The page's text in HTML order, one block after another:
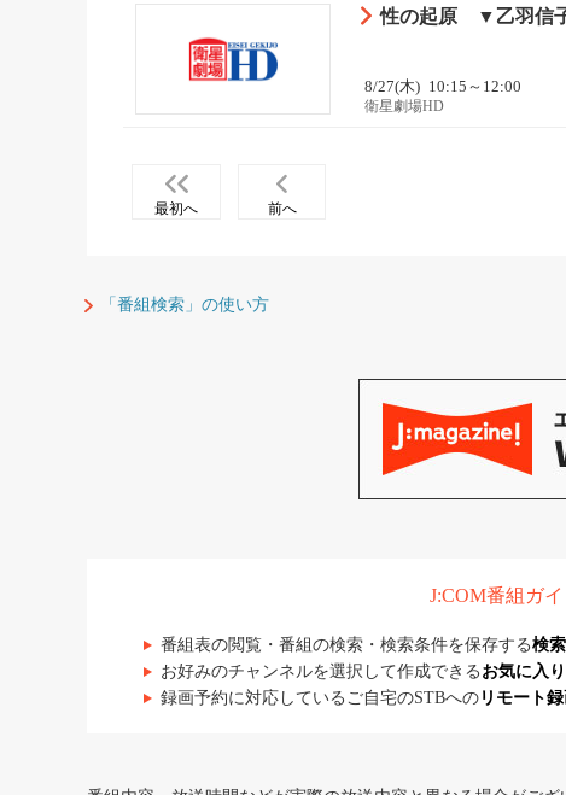
性の起原 ▼乙羽信
8/27(木) 10:15～12:00
衛星劇場HD
最初へ 前へ
「番組検索」の使い方
J:COM番組ガ
番組表の閲覧・番組の検索・検索条件を保存する検
お好みのチャンネルを選択して作成できる お気に入
録画予約に対応しているご自宅のSTBへの リモート